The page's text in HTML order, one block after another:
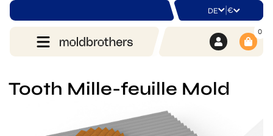
DE | €
0
Tooth Mille-feuille Mold